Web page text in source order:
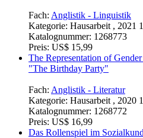
Fach: Anglistik - Linguistik
Kategorie: Hausarbeit , 2021
Katalognummer: 1268773
Preis: US$ 15,99
The Representation of
"The Birthday Party"
Fach: Anglistik - Literatur
Kategorie: Hausarbeit , 2020
Katalognummer: 1268772
Preis: US$ 16,99
Das Rollenspiel im